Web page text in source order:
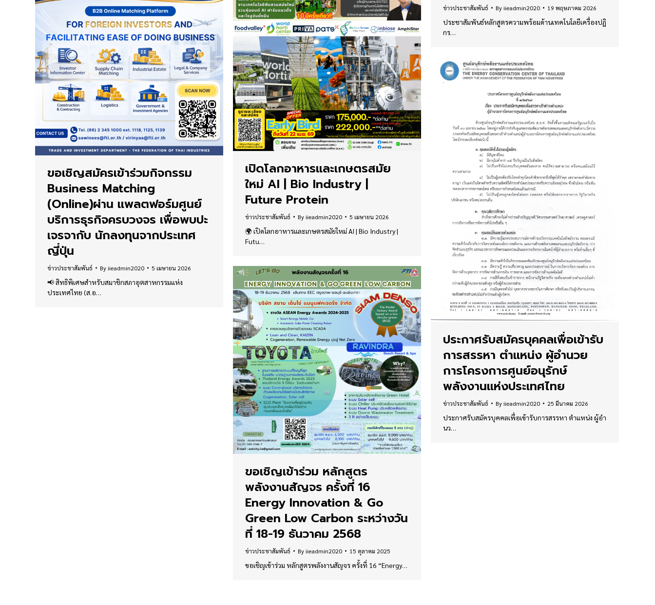
ข่าวประชาสัมพันธ์ By iieadmin2020 19 พฤษภาคม 2026
ประชาสัมพันธ์หลักสูตรความพร้อมด้านเทคโนโลยีเครื่องปฏิ
กร…
เปิดโลกอาหารและเกษตรสมัย
ใหม่ AI | Bio Industry |
Future Protein
ข่าวประชาสัมพันธ์ By iieadmin2020 5 เมษายน 2026
🌍 เปิดโลกอาหารและเกษตรสมัยใหม่ AI | Bio Industry |
Futu…
ขอเชิญสมัครเข้าร่วมกิจกรรม
Business Matching
(Online)ผ่าน แพลตฟอร์มศูนย์
บริการธุรกิจครบวงจร เพื่อพบปะ
เจรจากับ นักลงทุนจากประเทศ
ญี่ปุ่น
ข่าวประชาสัมพันธ์ By iieadmin2020 5 เมษายน 2026
📢 สิทธิพิเศษสำหรับสมาชิกสภาอุตสาหกรรมแห่ง
ประเทศไทย (ส.อ…
ประกาศรับสมัครบุคคลเพื่อเข้ารับ
การสรรหา ตำแหน่ง ผู้อำนวย
การโครงการศูนย์อนุรักษ์
พลังงานแห่งประเทศไทย
ข่าวประชาสัมพันธ์ By iieadmin2020 25 มีนาคม 2026
ประกาศรับสมัครบุคคลเพื่อเข้ารับการสรรหา ตำแหน่ง ผู้อำ
นว…
ขอเชิญเข้าร่วม หลักสูตร
พลังงานสัญจร ครั้งที่ 16
Energy Innovation & Go
Green Low Carbon ระหว่างวัน
ที่ 18-19 ธันวาคม 2568
ข่าวประชาสัมพันธ์ By iieadmin2020 15 ตุลาคม 2025
ขอเชิญเข้าร่วม หลักสูตรพลังงานสัญจร ครั้งที่ 16 “Energy…